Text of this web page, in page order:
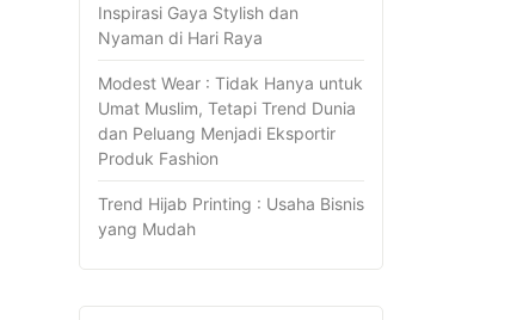
Inspirasi Gaya Stylish dan
Nyaman di Hari Raya
Modest Wear : Tidak Hanya untuk
Umat Muslim, Tetapi Trend Dunia
dan Peluang Menjadi Eksportir
Produk Fashion
Trend Hijab Printing : Usaha Bisnis
yang Mudah